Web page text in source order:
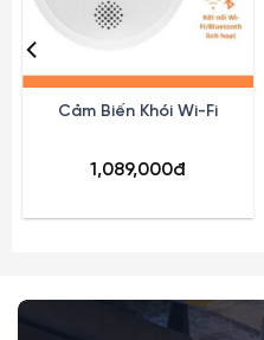
Cảm Biến Khói Wi-Fi
1,089,000đ